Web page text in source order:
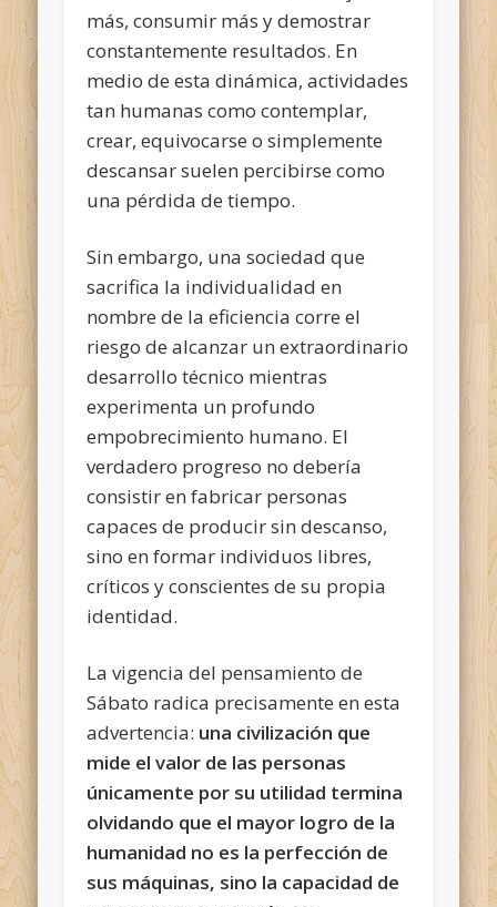
más, consumir más y demostrar
constantemente resultados. En
medio de esta dinámica, actividades
tan humanas como contemplar,
crear, equivocarse o simplemente
descansar suelen percibirse como
una pérdida de tiempo.
Sin embargo, una sociedad que
sacrifica la individualidad en
nombre de la eficiencia corre el
riesgo de alcanzar un extraordinario
desarrollo técnico mientras
experimenta un profundo
empobrecimiento humano. El
verdadero progreso no debería
consistir en fabricar personas
capaces de producir sin descanso,
sino en formar individuos libres,
críticos y conscientes de su propia
identidad.
La vigencia del pensamiento de
Sábato radica precisamente en esta
advertencia: una civilización que
mide el valor de las personas
únicamente por su utilidad termina
olvidando que el mayor logro de la
humanidad no es la perfección de
sus máquinas, sino la capacidad de